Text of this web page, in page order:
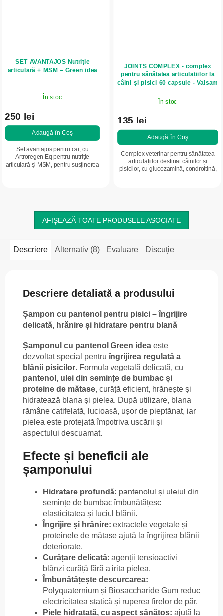
SET AVANTAJOS Nutriție
articulară + MSM – Green idea
În stoc
250 lei
Adaugă în Coş
Set avantajos pentru cai, cu
Artroregen Eq pentru nutriție
articulară și MSM, pentru susținerea
JOINTS COMPLEX - complex
pentru sănătatea articulațiilor la
câini și pisici 60 capsule - Valsam
În stoc
135 lei
Adaugă în Coş
Complex veterinar pentru sănătatea
articulațiilor destinat câinilor și
pisicilor, cu glucozamină, condroitină,
AFIŞEAZĂ TOATE PRODUSELE ASOCIATE
Descriere Alternativ (8) Evaluare Discuţie
Descriere detaliată a produsului
Șampon cu pantenol pentru pisici – îngrijire
delicată, hrănire și hidratare pentru blană
Șamponul cu pantenol Green idea este
dezvoltat special pentruîngrijirea regulată a
blănii pisicilor. Formula vegetală delicată, cu
pantenol, ulei din semințe de bumbac și
proteine de mătase, curăță eficient, hrănește și
hidratează blana și pielea. După utilizare, blana
rămâne catifelată, lucioasă, ușor de pieptănat, iar
pielea este protejată împotriva uscării și
aspectului descuamat.
Efecte și beneficii ale
șamponului
Hidratare profundă: pantenolul și uleiul din
semințe de bumbac îmbunătățesc
elasticitatea și luciul blănii.
Îngrijire și hrănire: extractele vegetale și
proteinele de mătase ajută la îngrijirea blănii
deteriorate.
Curățare delicată: agenții tensioactivi
blânzi curăță fără a irita pielea.
Îmbunătățește descurcarea:
Polyquaternium și Biosaccharide Gum reduc
electricitatea statică și ruperea firelor de păr.
Piele hidratată, cu aspect sănătos: ajută la